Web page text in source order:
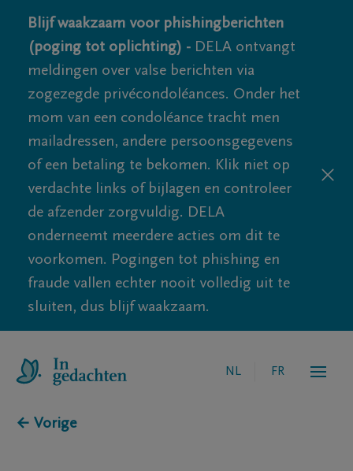
Blijf waakzaam voor phishingberichten
(poging tot oplichting) - DELA ontvangt
meldingen over valse berichten via
zogezegde privécondoléances. Onder het
mom van een condoléance tracht men
mailadressen, andere persoonsgegevens
of een betaling te bekomen. Klik niet op
verdachte links of bijlagen en controleer
de afzender zorgvuldig. DELA
onderneemt meerdere acties om dit te
voorkomen. Pogingen tot phishing en
fraude vallen echter nooit volledig uit te
sluiten, dus blijf waakzaam.
NL FR
← Vorige